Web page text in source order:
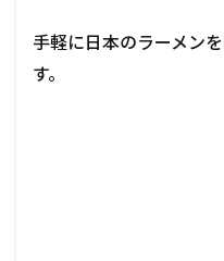
手軽に日本のラーメン
す。